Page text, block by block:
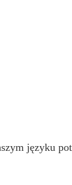
języku